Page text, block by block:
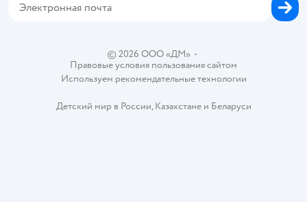
© 2026 ООО «ДМ»•
Правовые условия пользования сайтом
Используем рекомендательные технологии
Детский мир в России,Казахстанеи Беларуси